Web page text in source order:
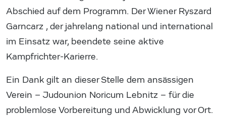
Abschied auf dem Programm. Der Wiener Ryszard
Garncarz , der jahrelang national und international
im Einsatz war, beendete seine aktive
Kampfrichter-Karierre.
Ein Dank gilt an dieser Stelle dem ansässigen
Verein – Judounion Noricum Lebnitz – für die
problemlose Vorbereitung und Abwicklung vor Ort.